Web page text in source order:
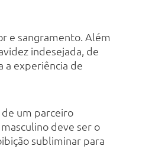
e sangramento. Além
indesejada, de
a experiência de
de um parceiro
deve ser o
subliminar para